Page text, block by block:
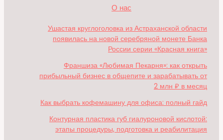
О нас
Ушастая круглоголовка из Астраханской области
появилась на новой серебряной монете Банка
России серии «Красная книга»
Франшиза «Любимая Пекарня»: как открыть
прибыльный бизнес в общепите и зарабатывать от
2 млн ₽ в месяц
Как выбрать кофемашину для офиса: полный гайд
Контурная пластика губ гиалуроновой кислотой:
этапы процедуры, подготовка и реабилитация